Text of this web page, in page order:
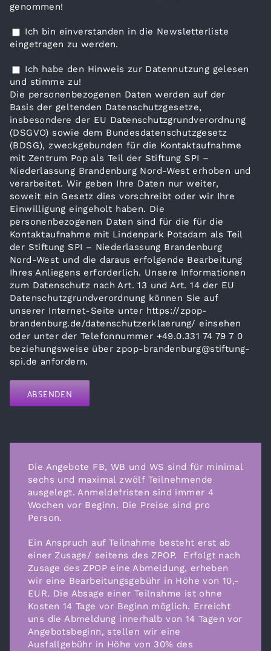
genommen!
Ich bin einverstanden in die Newsletterliste
eingetragen zu werden.
Ich habe den Hinweis zur Datennutzung gelesen
und stimme zu!
Die personenbezogenen Daten werden auf der
Basis der geltenden Datenschutzgesetze,
insbesondere der EU Datenschutzgrundverordnung
(DSGVO) sowie dem Bundesdatenschutzgesetz
(BDSG), zweckgebunden für die Kontaktaufnahme
mit Zentrum Pop als Teil der Stiftung SPI –
Niederlassung Brandenburg Nord-West erhoben und
verarbeitet. Wir geben Ihre Daten nur weiter,
soweit ein Gesetz dies vorschreibt oder wir Ihre
Einwilligung eingeholt haben. Die
personenbezogenen Daten sind für die für die
Kontaktaufnahme mit Lindenpark Potsdam als Teil
der Stiftung SPI – Niederlassung Brandenburg
Nord-West und die daraus erfolgende Bearbeitung
Ihres Anliegens erforderlich. Unsere Informationen
zum Datenschutz nach Art. 13 und Art. 14 der EU
Datenschutzgrundverordnung können Sie auf
unserer Internet-Seite unter https://zpop-
brandenburg.de/datenschutzerklaerung/ einsehen
oder unter der Telefonnummer +49.0.331 74 79 7 0
beziehungsweise über zpop-brandenburg@stiftung-
spi.de anfordern.
Bitte lasse dieses Feld leer.
Die Angebote FB, WB und WS sind für minimal
sechs und maximal zwölf Teilnehmende
ausgelegt. Anmeldefristen sind immer 4
Wochen vor Beginn. Die Preise sind pro
Person.
Ein Anspruch auf Teilnahme besteht erst ab
einer Zusage/ seitens des ZPOP.
Erfolgt nach
Zusage des ZPOP eine Abmeldung, erheben
wir eine Bearbeitungsgebühr in Höhe von 10,-
EUR. Die Absage einer Teilnahme ist ohne
Kosten 14 Tage vor Beginn möglich. Erreicht
uns die Abmeldung innerhalb von 14 Tagen vor
Angebotsbeginn, stellen wir eine
Ausfallgebühr in Höhe von 30% des